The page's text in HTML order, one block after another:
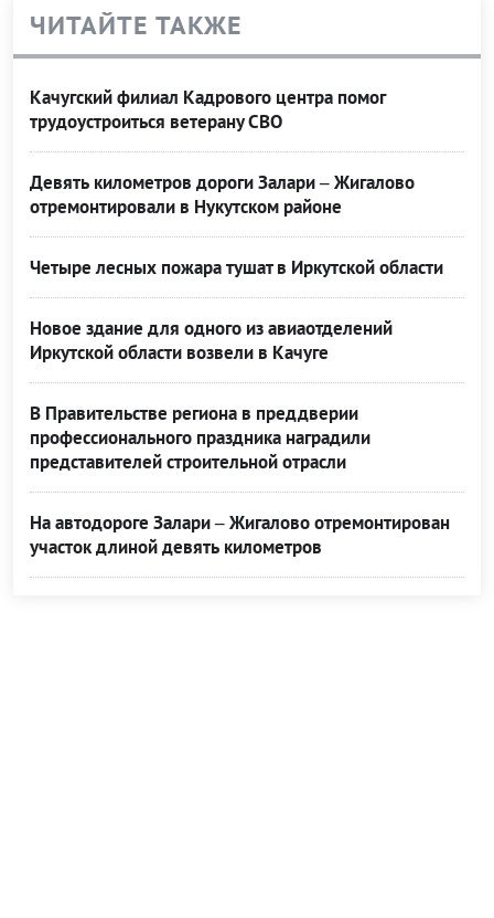
ЧИТАЙТЕ ТАКЖЕ
Качугский филиал Кадрового центра помог
трудоустроиться ветерану СВО
Девять километров дороги Залари – Жигалово
отремонтировали в Нукутском районе
Четыре лесных пожара тушат в Иркутской области
Новое здание для одного из авиаотделений
Иркутской области возвели в Качуге
В Правительстве региона в преддверии
профессионального праздника наградили
представителей строительной отрасли
На автодороге Залари – Жигалово отремонтирован
участок длиной девять километров